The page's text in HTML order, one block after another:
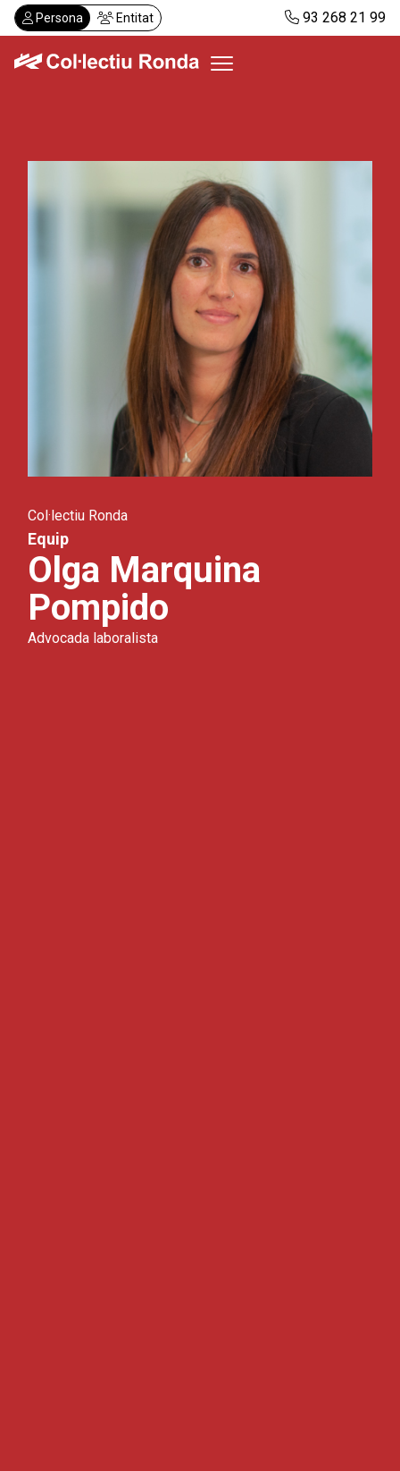
Vés
al
contingut
Persona Entitat 93 268 21 99
Serveis
Despatxos
Col·lectiu Ronda
Equip
Olga Marquina
Pompido
Advocada laboralista